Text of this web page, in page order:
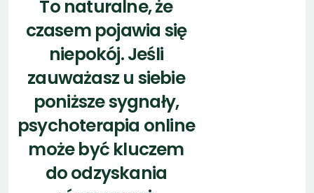
poniższe sygnały,
psychoterapia online
może być kluczem
do odzyskania
równowagi:
Sprawdź, które obszary wymagają
psychoterapeutycznego wsparcia.
Samotność i brak zrozumienia
Trudności w relacjach
Stres i spadek motywacji